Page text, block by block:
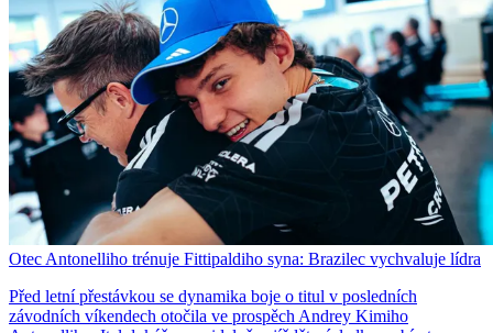
Otec Antonelliho trénuje Fittipaldiho syna: Brazilec vychvaluje lídra
Před letní přestávkou se dynamika boje o titul v posledních
závodních víkendech otočila ve prospěch Andrey Kimiho